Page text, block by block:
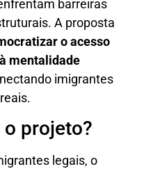
barreiras
A proposta
o acesso
mentalidade
imigrantes
o projeto?
legais, o